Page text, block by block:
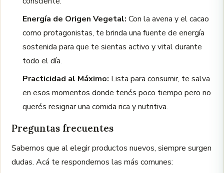
Energía de Origen Vegetal: Con la avena y el cacao
como protagonistas, te brinda una fuente de energía
sostenida para que te sientas activo y vital durante
todo el día.
Practicidad al Máximo: Lista para consumir, te salva
en esos momentos donde tenés poco tiempo pero no
querés resignar una comida rica y nutritiva.
Preguntas frecuentes
Sabemos que al elegir productos nuevos, siempre surgen
dudas. Acá te respondemos las más comunes: